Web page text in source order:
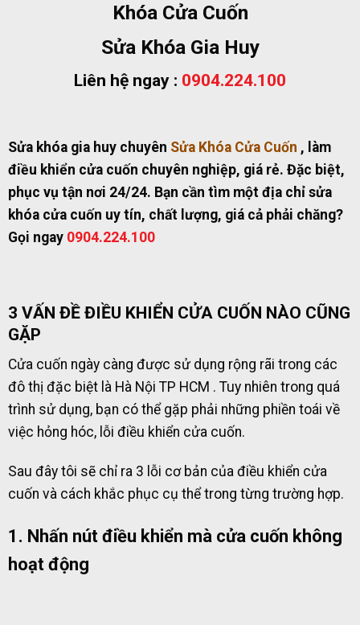
Khóa Cửa Cuốn
Sửa Khóa Gia Huy
Liên hệ ngay : 0904.224.100
Sửa khóa gia huy chuyên Sửa Khóa Cửa Cuốn , làm
điều khiển cửa cuốn chuyên nghiệp, giá rẻ. Đặc biệt,
phục vụ tận nơi 24/24. Bạn cần tìm một địa chỉ sửa
khóa cửa cuốn uy tín, chất lượng, giá cả phải chăng?
Gọi ngay 0904.224.100
3 VẤN ĐỀ ĐIỀU KHIỂN CỬA CUỐN NÀO CŨNG
GẶP
Cửa cuốn ngày càng được sử dụng rộng rãi trong các
đô thị đặc biệt là Hà Nội TP HCM . Tuy nhiên trong quá
trình sử dụng, bạn có thể gặp phải những phiền toái về
việc hỏng hóc, lỗi điều khiển cửa cuốn.
Sau đây tôi sẽ chỉ ra 3 lỗi cơ bản của điều khiển cửa
cuốn và cách khắc phục cụ thể trong từng trường hợp.
1. Nhấn nút điều khiển mà cửa cuốn không
hoạt động